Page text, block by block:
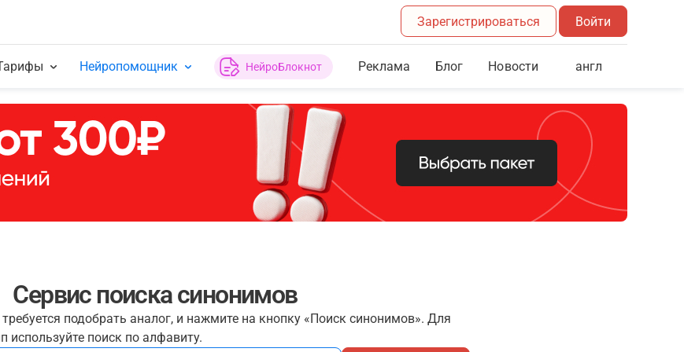
Зарегистрироваться Войти
Нейропомощник НейроБлокнот Реклама Блог Новости англ
Сервис поиска синонимов
подобрать аналог, и нажмите на кнопку «Поиск синонимов». Для
используйте поиск по алфавиту.